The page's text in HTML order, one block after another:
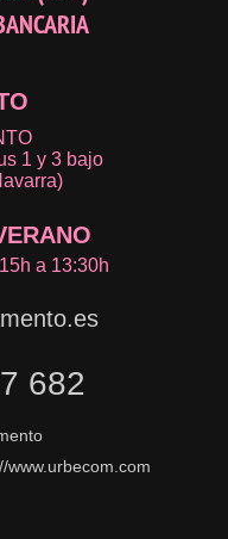
1 y 3 bajo
a 13:30h
682
www.urbecom.com